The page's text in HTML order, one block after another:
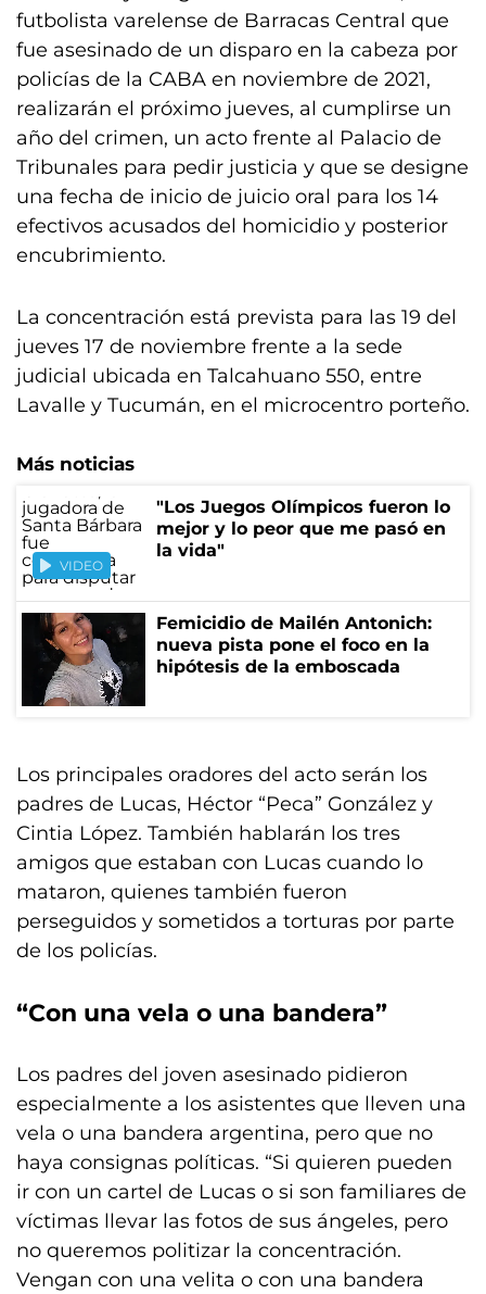
futbolista varelense de Barracas Central que
fue asesinado de un disparo en la cabeza por
policías de la CABA en noviembre de 2021,
realizarán el próximo jueves, al cumplirse un
año del crimen, un acto frente al Palacio de
Tribunales para pedir justicia y que se designe
una fecha de inicio de juicio oral para los 14
efectivos acusados del homicidio y posterior
encubrimiento.
La concentración está prevista para las 19 del
jueves 17 de noviembre frente a la sede
judicial ubicada en Talcahuano 550, entre
Lavalle y Tucumán, en el microcentro porteño.
Más noticias
VIDEO
"Los Juegos Olímpicos fueron lo
mejor y lo peor que me pasó en
la vida"
Femicidio de Mailén Antonich:
nueva pista pone el foco en la
hipótesis de la emboscada
Los principales oradores del acto serán los
padres de Lucas, Héctor “Peca” González y
Cintia López. También hablarán los tres
amigos que estaban con Lucas cuando lo
mataron, quienes también fueron
perseguidos y sometidos a torturas por parte
de los policías.
“Con una vela o una bandera”
Los padres del joven asesinado pidieron
especialmente a los asistentes que lleven una
vela o una bandera argentina, pero que no
haya consignas políticas. “Si quieren pueden
ir con un cartel de Lucas o si son familiares de
víctimas llevar las fotos de sus ángeles, pero
no queremos politizar la concentración.
Vengan con una velita o con una bandera